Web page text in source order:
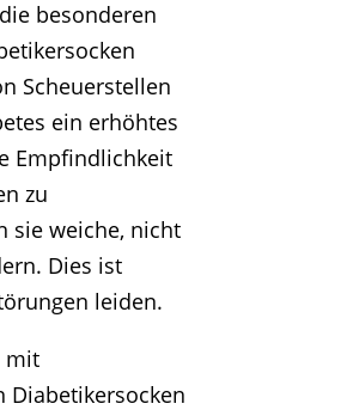
besonderen
Scheuerstellen
ein erhöhtes
Empfindlichkeit
zu
sie weiche, nicht
Dies ist
leiden.
mit